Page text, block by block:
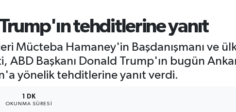
tehditlerine yanıt
Mücteba Hamaney'in Başdanışmanı ve
ABD Başkanı Donald Trump'ın bugün
yönelik tehditlerine yanıt verdi.
1 DK
OKUNMA SÜRESI